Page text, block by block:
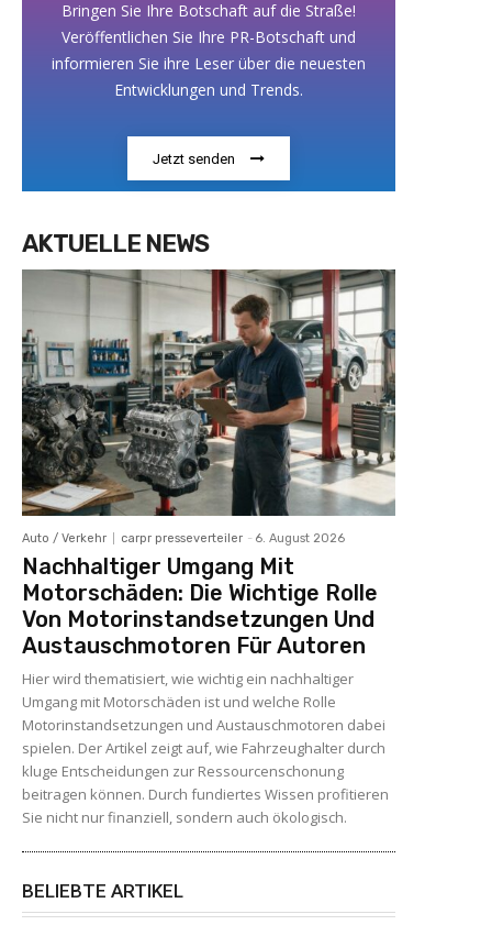
Bringen Sie Ihre Botschaft auf die Straße!
Veröffentlichen Sie Ihre PR-Botschaft und
informieren Sie ihre Leser über die neuesten
Entwicklungen und Trends.
Jetzt senden
AKTUELLE NEWS
Auto / Verkehr carpr presseverteiler - 6. August 2026
Nachhaltiger Umgang Mit
Motorschäden: Die Wichtige Rolle
Von Motorinstandsetzungen Und
Austauschmotoren Für Autoren
Hier wird thematisiert, wie wichtig ein nachhaltiger
Umgang mit Motorschäden ist und welche Rolle
Motorinstandsetzungen und Austauschmotoren dabei
spielen. Der Artikel zeigt auf, wie Fahrzeughalter durch
kluge Entscheidungen zur Ressourcenschonung
beitragen können. Durch fundiertes Wissen profitieren
Sie nicht nur finanziell, sondern auch ökologisch.
BELIEBTE ARTIKEL